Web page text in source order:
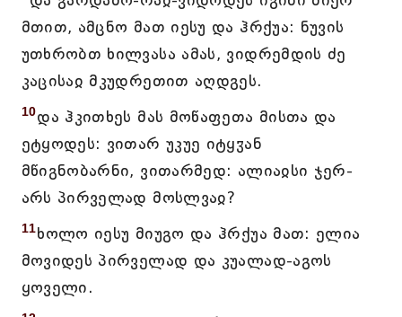
მთით, ამცნო მათ იესუ და ჰრქუა: ნუვის
უთხრობთ ხილვასა ამას, ვიდრემდის ძე
კაცისაჲ მკუდრეთით აღდგეს.
10და ჰკითხეს მას მოწაფეთა მისთა და
ეტყოდეს: ვითარ უკუე იტყჳან
მწიგნობარნი, ვითარმედ: ალიაჲსი ჯერ-
არს პირველად მოსლვაჲ?
11ხოლო იესუ მიუგო და ჰრქუა მათ: ელია
მოვიდეს პირველად და კუალად-აგოს
ყოველი.